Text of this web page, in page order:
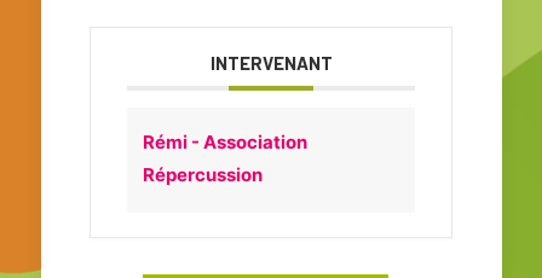
INTERVENANT
Rémi - Association
Répercussion